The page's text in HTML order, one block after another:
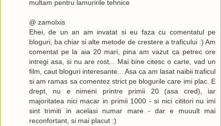
multam pentru lamuririle tehnice
@ zamolxis
Ehei, de un an am invatat si eu faza cu comentatul pe
bloguri, ba chiar si alte metode de crestere a traficului :) Am
comentat pe la aia 20 mari, pina am vazut ca petrec ore
intregi asa, si nu are rost... Mai bine citesc o carte, vad un
film, caut bloguri interesante... Asa ca am lasat naibii traficul
si am ramas sa comentez strict pe blogurile care imi plac. E
drept, nu e nimeni printre primii 20 (asa cred), iar
majoritatea nici macar in primii 1000 - si nici cititori nu imi
sint trimiti in acelasi numar mare - dar e muuult mai
reconfortant, si mai placut :)